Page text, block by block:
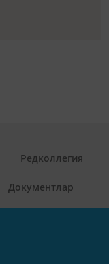
Редколлегия
Документлар